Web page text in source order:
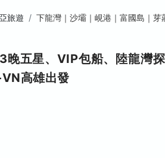
旅遊 下龍灣｜沙壩｜峴港｜富國島｜芽
晚五星、VIP包船、陸龍灣
高雄出發